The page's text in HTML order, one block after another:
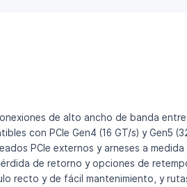
de alto ancho de banda
con PCIe Gen4 (16 GT/s) y Gen5
PCIe externos y arneses a
de retorno y opciones de
recto y de fácil mantenimiento, y